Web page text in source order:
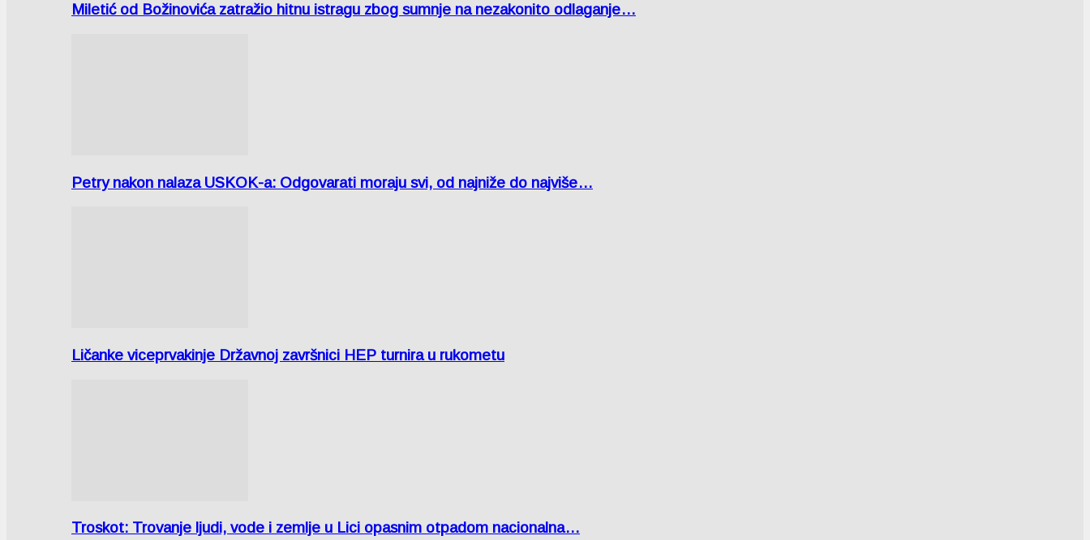
Miletić od Božinovića zatražio hitnu istragu zbog sumnje na nezakonito odlaganje…
Petry nakon nalaza USKOK-a: Odgovarati moraju svi, od najniže do najviše…
Ličanke viceprvakinje Državnoj završnici HEP turnira u rukometu
Troskot: Trovanje ljudi, vode i zemlje u Lici opasnim otpadom nacionalna…